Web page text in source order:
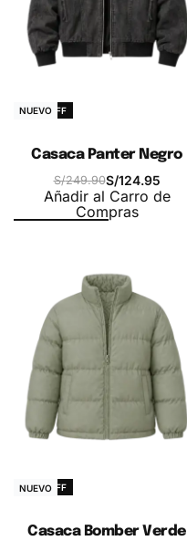
-50% OFF
NUEVO
Casaca Panter Negro
S/249.90S/124.95
Añadir al Carro de
Compras
-50% OFF
NUEVO
Casaca Bomber Verde